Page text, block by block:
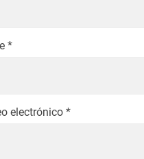
*
electrónico *